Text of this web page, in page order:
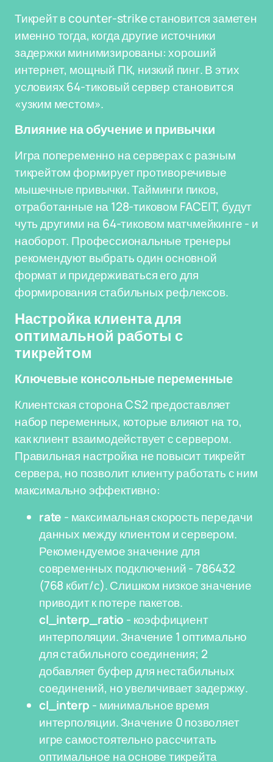
Тикрейт в counter-strike становится заметен
именно тогда, когда другие источники
задержки минимизированы: хороший
интернет, мощный ПК, низкий пинг. В этих
условиях 64-тиковый сервер становится
«узким местом».
Влияние на обучение и привычки
Игра попеременно на серверах с разным
тикрейтом формирует противоречивые
мышечные привычки. Тайминги пиков,
отработанные на 128-тиковом FACEIT, будут
чуть другими на 64-тиковом матчмейкинге - и
наоборот. Профессиональные тренеры
рекомендуют выбрать один основной
формат и придерживаться его для
формирования стабильных рефлексов.
Настройка клиента для
оптимальной работы с
тикрейтом
Ключевые консольные переменные
Клиентская сторона CS2 предоставляет
набор переменных, которые влияют на то,
как клиент взаимодействует с сервером.
Правильная настройка не повысит тикрейт
сервера, но позволит клиенту работать с ним
максимально эффективно:
rate - максимальная скорость передачи
данных между клиентом и сервером.
Рекомендуемое значение для
современных подключений - 786432
(768 кбит/с). Слишком низкое значение
приводит к потере пакетов.
cl_interp_ratio - коэффициент
интерполяции. Значение 1 оптимально
для стабильного соединения; 2
добавляет буфер для нестабильных
соединений, но увеличивает задержку.
cl_interp - минимальное время
интерполяции. Значение 0 позволяет
игре самостоятельно рассчитать
оптимальное на основе тикрейта